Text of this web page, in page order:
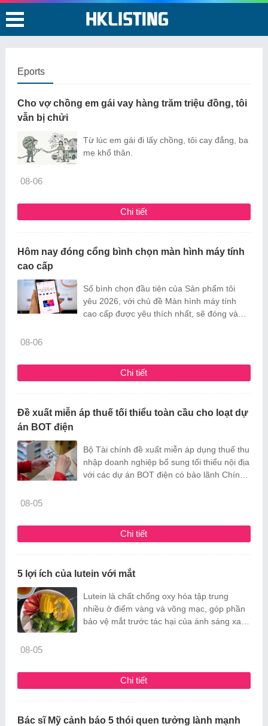
Eports
Cho vợ chồng em gái vay hàng trăm triệu đồng, tôi
vẫn bị chửi
Từ lúc em gái đi lấy chồng, tôi cay đắng, ba
mẹ khổ thân.
08-06
Chi tiết
Hôm nay đóng cổng bình chọn màn hình máy tính
cao cấp
Số bình chọn đầu tiên của Sản phẩm tôi
yêu 2026, với chủ đề Màn hình máy tính
cao cấp được yêu thích nhất, sẽ đóng vào
08-06
Chi tiết
Đề xuất miễn áp thuế tối thiểu toàn cầu cho loạt dự
án BOT điện
Bộ Tài chính đề xuất miễn áp dụng thuế thu
nhập doanh nghiệp bổ sung tối thiểu nội địa
với các dự án BOT điện có bảo lãnh Chính
08-05
Chi tiết
5 lợi ích của lutein với mắt
Lutein là chất chống oxy hóa tập trung
nhiều ở điểm vàng và võng mạc, góp phần
bảo vệ mắt trước tác hại của ánh sáng xanh
08-05
Chi tiết
Bác sĩ Mỹ cảnh báo 5 thói quen tưởng lành mạnh